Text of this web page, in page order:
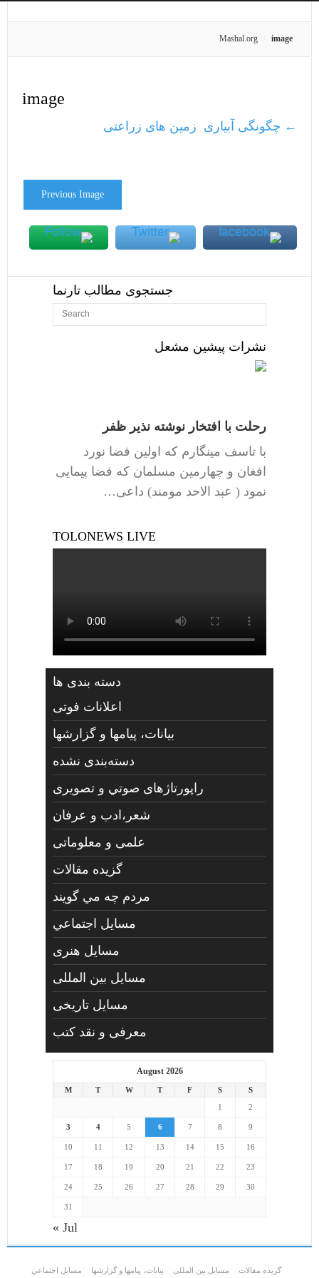
Mashal.org image
image
← چگونگی آبیاری زمین های زراعتی
Previous Image
جستجوی مطالب تارنما
نشرات پیشین مشعل
رحلت با افتخار نوشته نذیر ظفر
با تاسف مینگارم که اولین فضا نورد
افغان و چهارمین مسلمان که فضا پیمایی
نمود ( عبد الاحد مومند) داعی…
TOLONEWS LIVE
دسته بندی ها
اعلانات فوتی
بیانات، پیامها و گزارشها
دسته‌بندی نشده
راپورتاژهای صوتي و تصويری
شعر،ادب و عرفان
علمی و معلوماتی
گزیده مقالات
مردم چه مي گويند
مسايل اجتماعي
مسايل هنری
مسایل بین المللی
مسایل تاریخی
معرفی و نقد کتب
August 2026
M T W T F S
S
1
2
3 4 5 6 7 8 9
10 11 12 13 14 15 16
17 18 19 20 21 22 23
24 25 26 27 28 29 30
31
« Jul
گزیده مقالات مسایل بین المللی بیانات، پیامها و گزارشها مسايل اجتماعي